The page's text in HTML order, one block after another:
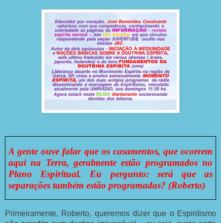
A gente ouve falar que os casamentos, que ocorrem
aqui na Terra, geralmente estão programados no
Plano Espiritual. Eu pergunto: será que as
separações também estão programadas? (Roberto)
Primeiramente, Roberto, queremos dizer que o Espiritismo